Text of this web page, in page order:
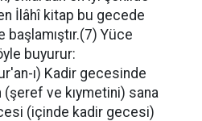
İlâhî kitap bu gecede
başlamıştır.(7) Yüce
buyurur:
ı) Kadir gecesinde
ve kıymetini) sana
(içinde kadir gecesi)